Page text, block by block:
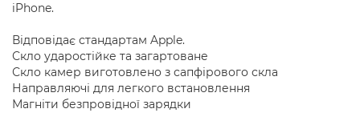
iPhone.
Відповідає стандартам Apple.
Скло ударостійке та загартоване
Скло камер виготовлено з сапфірового скла
Направляючі для легкого встановлення
Магніти безпровідної зарядки